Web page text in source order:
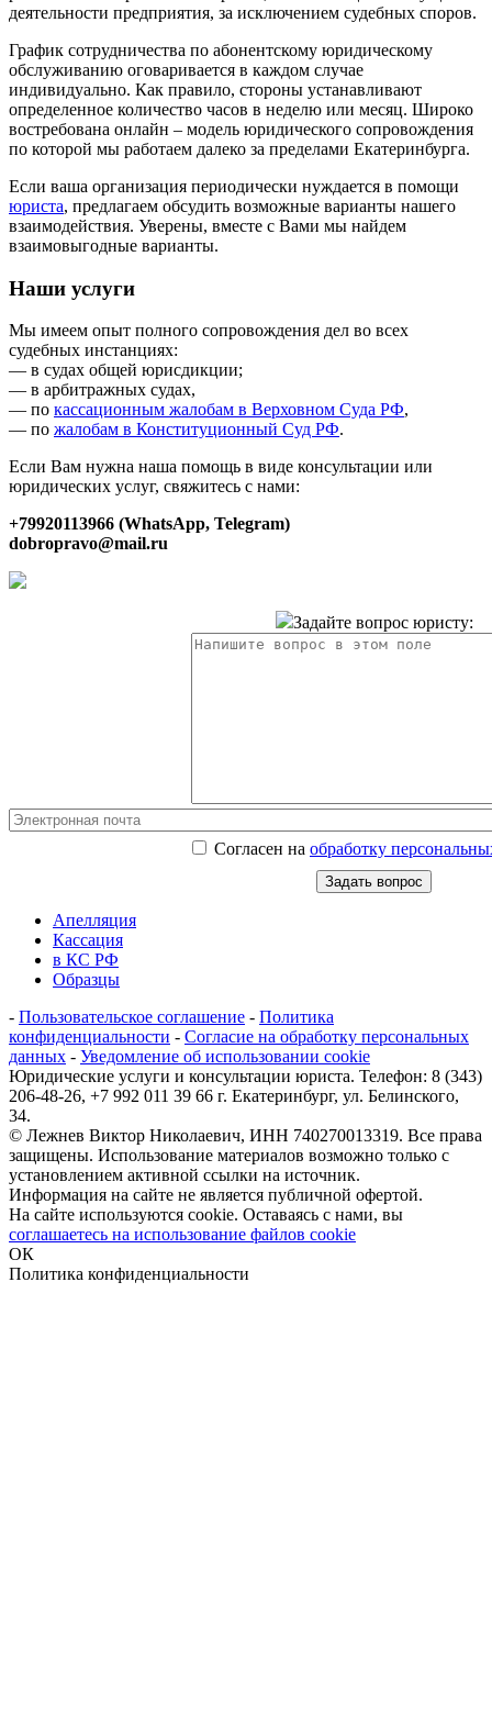
деятельности предприятия, за исключением судебных споров.
График сотрудничества по абонентскому юридическому
обслуживанию оговаривается в каждом случае
индивидуально. Как правило, стороны устанавливают
определенное количество часов в неделю или месяц. Широко
востребована онлайн – модель юридического сопровождения
по которой мы работаем далеко за пределами Екатеринбурга.
Если ваша организация периодически нуждается в помощи
юриста, предлагаем обсудить возможные варианты нашего
взаимодействия. Уверены, вместе с Вами мы найдем
взаимовыгодные варианты.
Наши услуги
Мы имеем опыт полного сопровождения дел во всех
судебных инстанциях:
— в судах общей юрисдикции;
— в арбитражных судах,
— по кассационным жалобам в Верховном Суда РФ,
— по жалобам в Конституционный Суд РФ.
Если Вам нужна наша помощь в виде консультации или
юридических услуг, свяжитесь с нами:
+79920113966 (WhatsApp, Telegram)
dobropravo@mail.ru
Задайте вопрос юристу:
Согласен на обработку
Апелляция
Кассация
в КС РФ
Образцы
- Пользовательское соглашение - Политика
конфиденциальности - Согласие на обработку персональных
данных - Уведомление об использовании cookie
Юридические услуги и консультации юриста. Телефон: 8 (343)
206-48-26, +7 992 011 39 66 г. Екатеринбург, ул. Белинского,
34.
© Лежнев Виктор Николаевич, ИНН 740270013319. Все права
защищены. Использование материалов возможно только с
установлением активной ссылки на источник.
Информация на сайте не является публичной офертой.
На сайте используются cookie. Оставаясь с нами, вы
соглашаетесь на использование файлов cookie
ОК
Политика конфиденциальности